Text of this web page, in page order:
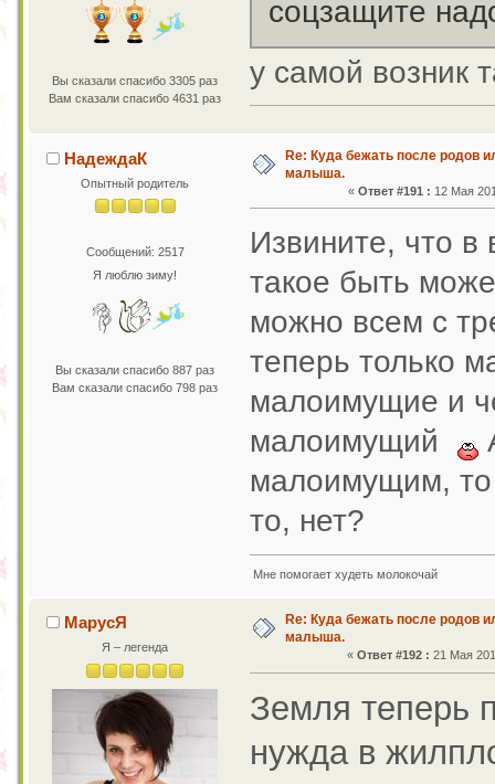
Вы сказали спасибо 3305 раз
Вам сказали спасибо 4631 раз
соцзащите
у самой возник
НадеждаК
Опытный родитель
Сообщений: 2517
Я люблю зиму!
Вы сказали спасибо 887 раз
Вам сказали спасибо 798 раз
Re: Куда бежать после родов
малыша.
« Ответ #191 : 12 Мая
Извините, что
такое быть
можно всем с
теперь только
малоимущие и
малоимущий
малоимущим, то
то, нет?
Мне помогает худеть молокочай
МарусЯ
Я – легенда
Re: Куда бежать после родов
малыша.
«Ответ #192 : 21 Мая
Земля теперь
нужда в